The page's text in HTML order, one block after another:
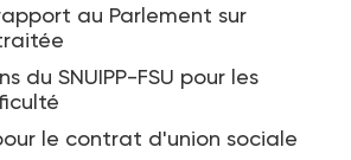
au Parlement sur
du SNUIPP-FSU pour les
le contrat d'union sociale